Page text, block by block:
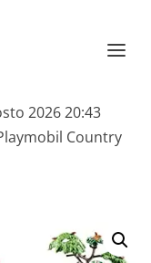
2026 20:43
Country